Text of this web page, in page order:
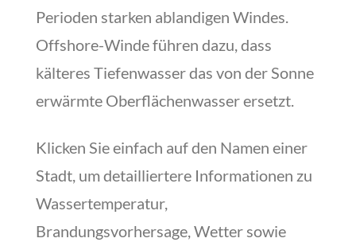
Perioden starken ablandigen Windes.
Offshore-Winde führen dazu, dass
kälteres Tiefenwasser das von der Sonne
erwärmte Oberflächenwasser ersetzt.
Klicken Sie einfach auf den Namen einer
Stadt, um detailliertere Informationen zu
Wassertemperatur,
Brandungsvorhersage, Wetter sowie